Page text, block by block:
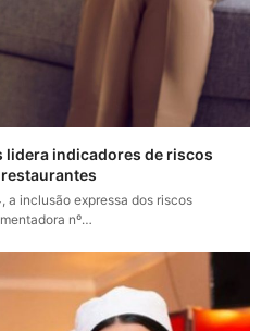
lidera indicadores de riscos
a inclusão expressa dos riscos
nº…